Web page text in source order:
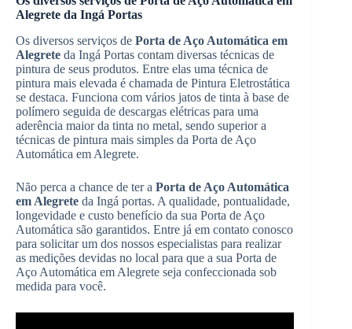
Alegrete da Ingá Portas
Os diversos serviços de Porta de Aço Automática em
Alegrete da Ingá Portas contam diversas técnicas de
pintura de seus produtos. Entre elas uma técnica de
pintura mais elevada é chamada de Pintura Eletrostática
se destaca. Funciona com vários jatos de tinta à base de
polímero seguida de descargas elétricas para uma
aderência maior da tinta no metal, sendo superior a
técnicas de pintura mais simples da Porta de Aço
Automática em Alegrete.
Não perca a chance de ter a Porta de Aço Automática
em Alegrete da Ingá portas. A qualidade, pontualidade,
longevidade e custo benefício da sua Porta de Aço
Automática são garantidos. Entre já em contato conosco
para solicitar um dos nossos especialistas para realizar
as medições devidas no local para que a sua Porta de
Aço Automática em Alegrete seja confeccionada sob
medida para você.